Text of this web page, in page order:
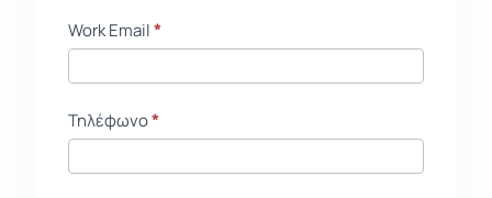
Work Email*
Τηλέφωνο*